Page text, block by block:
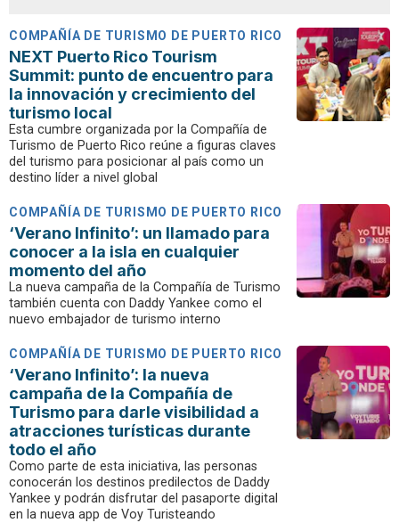
COMPAÑÍA DE TURISMO DE PUERTO RICO
NEXT Puerto Rico Tourism
Summit: punto de encuentro para
la innovación y crecimiento del
turismo local
Esta cumbre organizada por la Compañía de
Turismo de Puerto Rico reúne a figuras claves
del turismo para posicionar al país como un
destino líder a nivel global
COMPAÑÍA DE TURISMO DE PUERTO RICO
‘Verano Infinito’: un llamado para
conocer a la isla en cualquier
momento del año
La nueva campaña de la Compañía de Turismo
también cuenta con Daddy Yankee como el
nuevo embajador de turismo interno
COMPAÑÍA DE TURISMO DE PUERTO RICO
‘Verano Infinito’: la nueva
campaña de la Compañía de
Turismo para darle visibilidad a
atracciones turísticas durante
todo el año
Como parte de esta iniciativa, las personas
conocerán los destinos predilectos de Daddy
Yankee y podrán disfrutar del pasaporte digital
en la nueva app de Voy Turisteando